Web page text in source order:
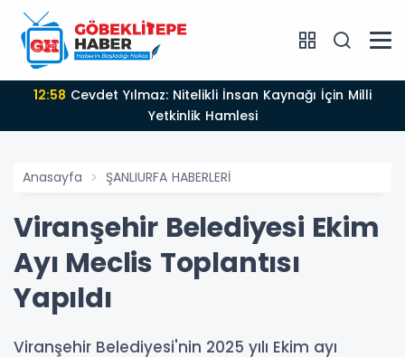
12:58
Yetkinlik Hamlesi
Anasayfa ŞANLIURFA HABERLERİ
Viranşehir Belediyesi Ekim
Ayı Meclis Toplantısı
Yapıldı
Viranşehir Belediyesi'nin 2025 yılı Ekim ayı